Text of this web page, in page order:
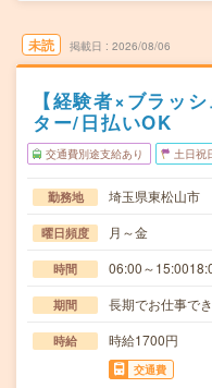
未読 掲載日 2026/08/06
【経験者×ブラッ
ター/日払いOK
交通費別途支給あり 土日祝
勤務地 埼玉県東松山市
曜日頻度 月～金
時間 06:00～
期間 長期でお仕事で
時給 時給1700円
交通費